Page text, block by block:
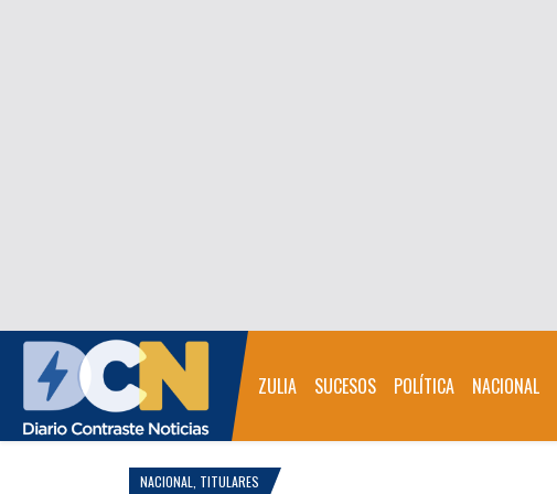
ZULIA SUCESOS POLÍTICA NACIONAL
NACIONAL TITULARES